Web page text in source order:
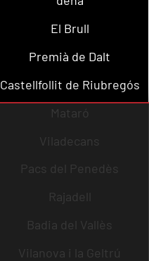
El Brull
Premià de Dalt
Castellfollit de Riubregós
Mataró
Viladecans
Pacs del Penedès
Rajadell
Badia del Vallès
Vilanova i la Geltrú